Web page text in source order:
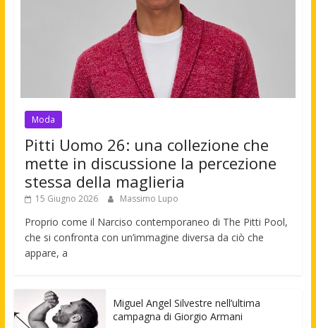
Moda
Pitti Uomo 26: una collezione che
mette in discussione la percezione
stessa della maglieria
15 Giugno 2026 Massimo Lupo
Proprio come il Narciso contemporaneo di The Pitti Pool,
che si confronta con un’immagine diversa da ciò che
appare, a
Miguel Angel Silvestre nell’ultima
campagna di Giorgio Armani